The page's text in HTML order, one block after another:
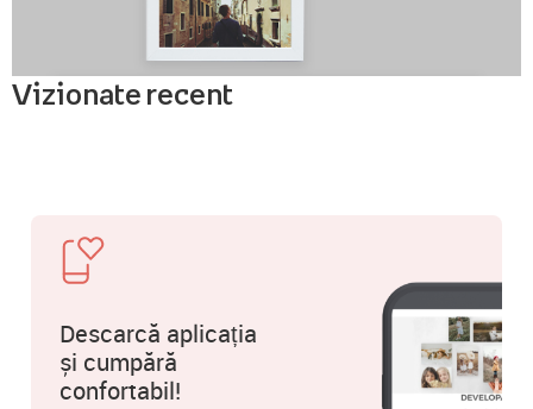
Vizionate recent
Descarcă aplicația
și cumpără
confortabil!